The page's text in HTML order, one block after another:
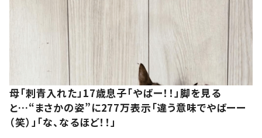
母「刺青入れた」17歳息子「やばー！！」脚を見る
と…“まさかの姿”に277万表示「違う意味でやばーー
（笑）」「な、なるほど！！」